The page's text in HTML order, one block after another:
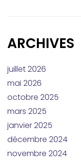
ARCHIVES
juillet 2026
mai 2026
octobre 2025
mars 2025
janvier 2025
décembre 2024
novembre 2024